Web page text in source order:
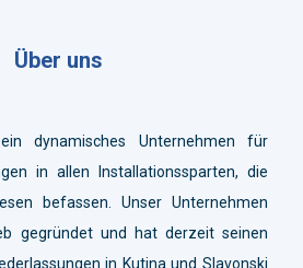
Über uns
dynamisches Unternehmen für
in allen Installationssparten, die
befassen. Unser Unternehmen
gegründet und hat derzeit seinen
in Kutina und Slavonski